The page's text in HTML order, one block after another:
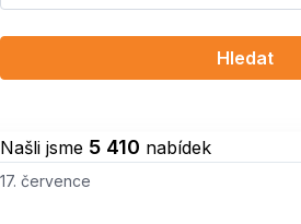
Hledat
Našli jsme 5 410 nabídek
17. července